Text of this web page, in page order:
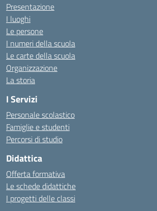
Presentazione
I luoghi
Le persone
I numeri della scuola
Le carte della scuola
Organizzazione
La storia
I Servizi
Personale scolastico
Famiglie e studenti
Percorsi di studio
Didattica
Offerta formativa
Le schede didattiche
I progetti delle classi